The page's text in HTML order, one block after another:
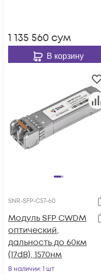
1 135 560 сум
В корзину
SNR-SFP-C57-60
Модуль SFP CWDM
оптический,
дальность до 60км
(17dB), 1570нм
В наличии: 1 шт